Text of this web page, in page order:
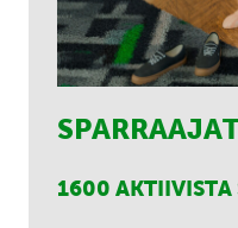
1600 AKTIIVISTA